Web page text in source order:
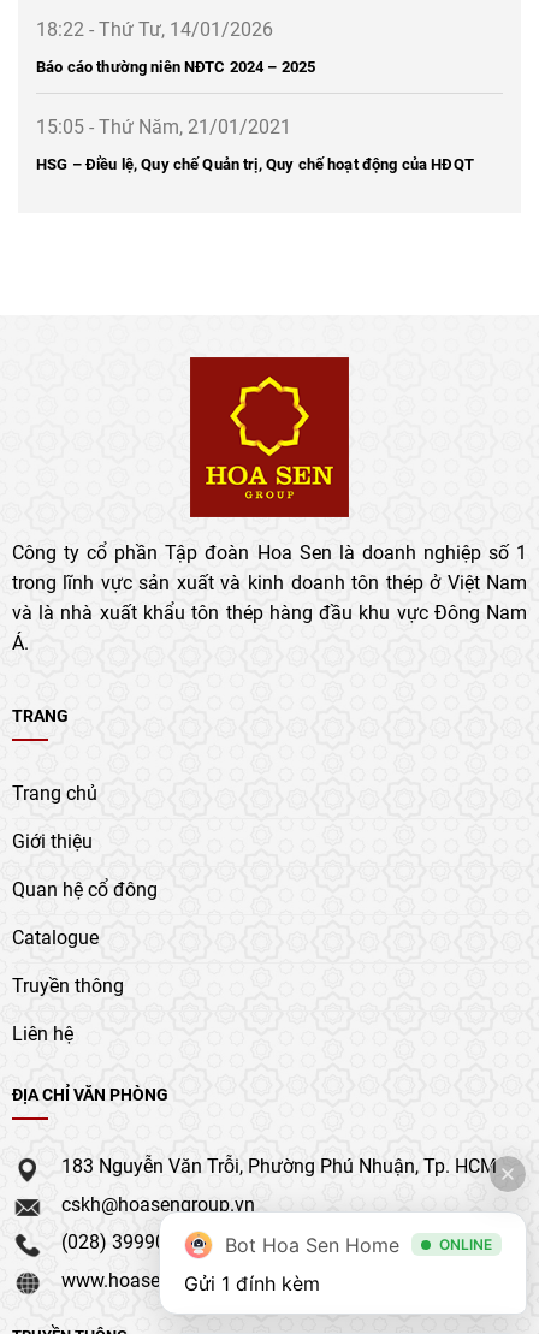
18:22 - Thứ Tư, 14/01/2026
Báo cáo thường niên NĐTC 2024 – 2025
15:05 - Thứ Năm, 21/01/2021
HSG – Điều lệ, Quy chế Quản trị, Quy chế hoạt động của HĐQT
Công ty cổ phần Tập đoàn Hoa Sen là doanh nghiệp số 1
trong lĩnh vực sản xuất và kinh doanh tôn thép ở Việt Nam
và là nhà xuất khẩu tôn thép hàng đầu khu vực Đông Nam
Á.
TRANG
Trang chủ
Giới thiệu
Quan hệ cổ đông
Catalogue
Truyền thông
Liên hệ
ĐỊA CHỈ VĂN PHÒNG
183 Nguyễn Văn Trỗi, Phường Phú Nhuận, Tp. HCM
cskh@hoasengroup.vn
(028) 39990 111
www.hoasengroup.vn
Bot Hoa Sen Home ONLINE
Gửi 1 đính kèm